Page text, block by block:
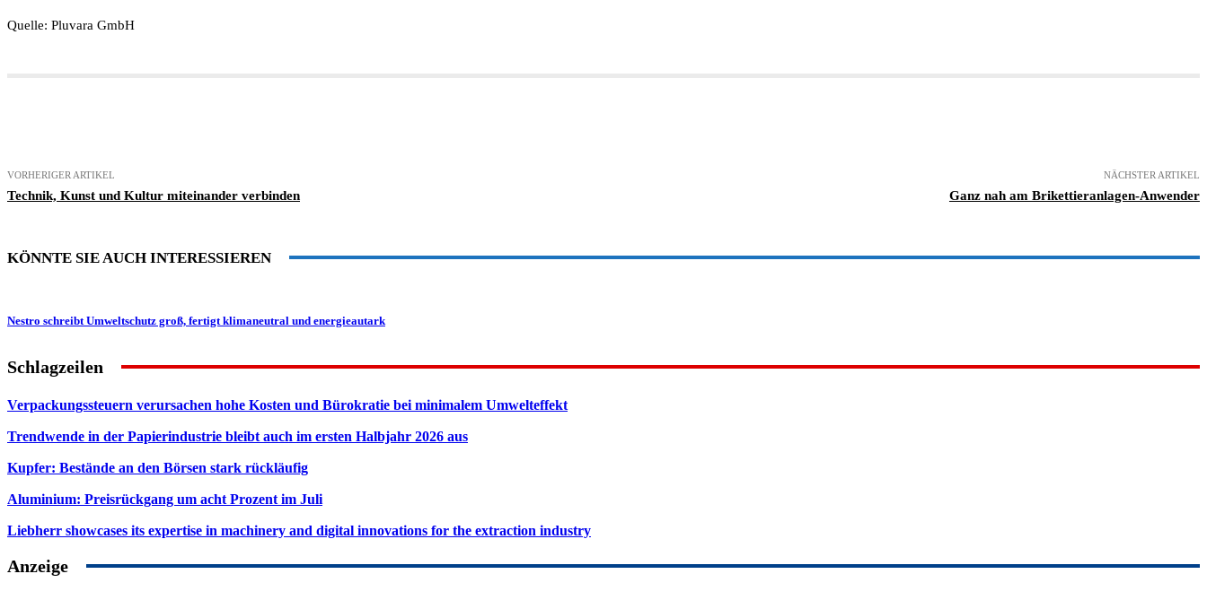
Quelle: Pluvara GmbH
VORHERIGER ARTIKEL
Technik, Kunst und Kultur miteinander verbinden
NÄCHSTER ARTIKEL
Ganz nah am Brikettieranlagen-Anwender
KÖNNTE SIE AUCH INTERESSIEREN
Nestro schreibt Umweltschutz groß, fertigt klimaneutral und energieautark
Schlagzeilen
Verpackungssteuern verursachen hohe Kosten und Bürokratie bei minimalem Umwelteffekt
Trendwende in der Papierindustrie bleibt auch im ersten Halbjahr 2026 aus
Kupfer: Bestände an den Börsen stark rückläufig
Aluminium: Preisrückgang um acht Prozent im Juli
Liebherr showcases its expertise in machinery and digital innovations for the extraction industry
Anzeige